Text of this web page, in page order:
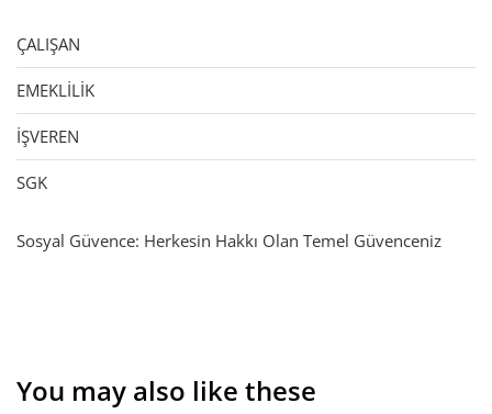
ÇALIŞAN
EMEKLİLİK
İŞVEREN
SGK
Sosyal Güvence: Herkesin Hakkı Olan Temel Güvenceniz
You may also like these